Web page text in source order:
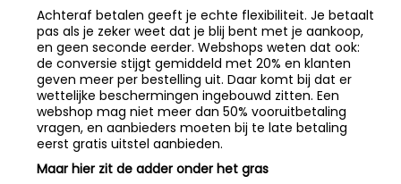
Achteraf betalen geeft je echte flexibiliteit. Je betaalt
pas als je zeker weet dat je blij bent met je aankoop,
en geen seconde eerder. Webshops weten dat ook:
de conversie stijgt gemiddeld met 20% en klanten
geven meer per bestelling uit. Daar komt bij dat er
wettelijke beschermingen ingebouwd zitten. Een
webshop mag niet meer dan 50% vooruitbetaling
vragen, en aanbieders moeten bij te late betaling
eerst gratis uitstel aanbieden.
Maar hier zit de adder onder het gras